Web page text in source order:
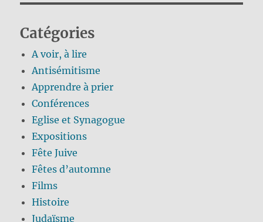
Catégories
A voir, à lire
Antisémitisme
Apprendre à prier
Conférences
Eglise et Synagogue
Expositions
Fête Juive
Fêtes d’automne
Films
Histoire
Judaïsme